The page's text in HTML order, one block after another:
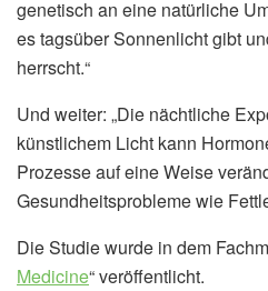
genetisch an eine natürliche
es tagsüber Sonnenlicht gibt
herrscht.“
Und weiter: „Die nächtliche
künstlichem Licht kann
Prozesse auf eine Weise
Gesundheitsprobleme wie
Die Studie wurde in dem
Medicine“ veröffentlicht.